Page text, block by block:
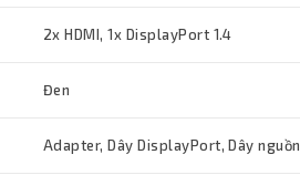
2x HDMI, 1x DisplayPort 1.4
Đen
Adapter, Dây DisplayPort, Dây nguồn